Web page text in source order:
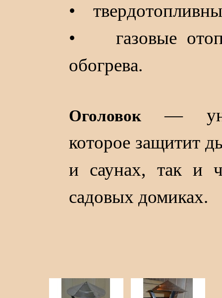
•
• газовые
обогрева.
Оголовок —
которое защитит
и саунах, так и
садовых домиках.